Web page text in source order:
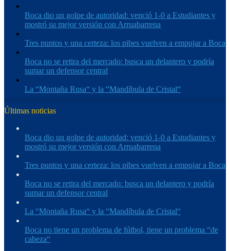
Boca dio un golpe de autoridad: venció 1-0 a Estudiantes y
mostró su mejor versión con Arruabarrena
Tres puntos y una certeza: los pibes vuelven a empujar a Boca
Boca no se retira del mercado: busca un delantero y podría
sumar un defensor central
La “Montaña Rusa“ y la “Mandíbula de Cristal“
Últimas noticias
Boca dio un golpe de autoridad: venció 1-0 a Estudiantes y
mostró su mejor versión con Arruabarrena
Tres puntos y una certeza: los pibes vuelven a empujar a Boca
Boca no se retira del mercado: busca un delantero y podría
sumar un defensor central
La “Montaña Rusa“ y la “Mandíbula de Cristal“
Boca no tiene un problema de fútbol, tiene un problema “de
cabeza“